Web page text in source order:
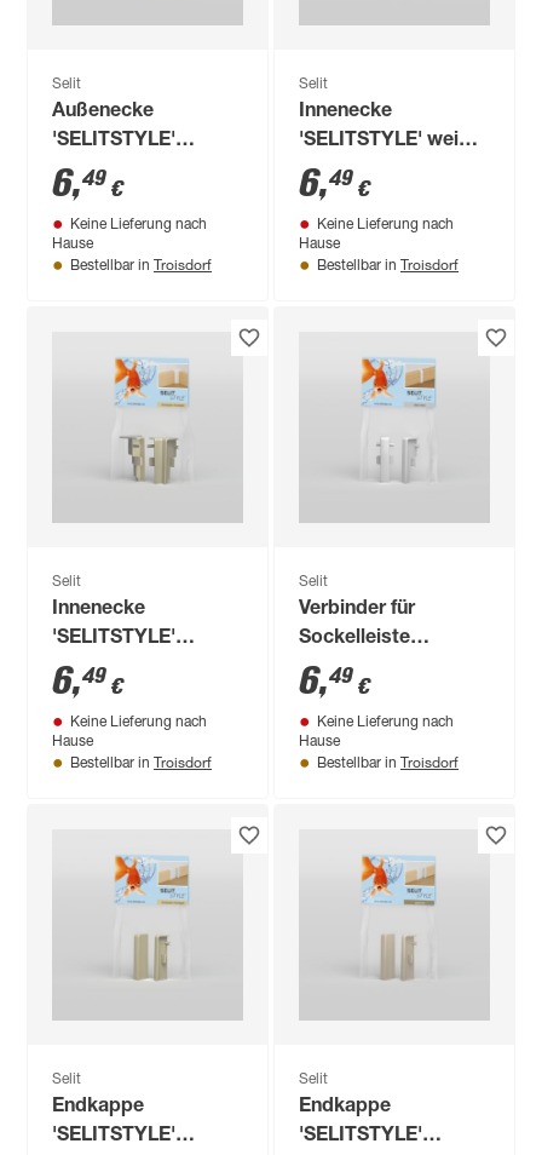
Selit
Außenecke
'SELITSTYLE'
champagner 2 Stück
6,49 €
Keine Lieferung nach
Hause
Bestellbar in Troisdorf
Selit
Innenecke
'SELITSTYLE' weiß 2
Stück
6,49 €
Keine Lieferung nach
Hause
Bestellbar in Troisdorf
Selit
Innenecke
'SELITSTYLE'
champagner 2 Stück
6,49 €
Keine Lieferung nach
Hause
Bestellbar in Troisdorf
Selit
Verbinder für
Sockelleiste
'SELITSTYLE' silber
5 cm 2 Stück
6,49 €
Keine Lieferung nach
Hause
Bestellbar in Troisdorf
Selit
Endkappe
'SELITSTYLE'
Selit
Endkappe
'SELITSTYLE'